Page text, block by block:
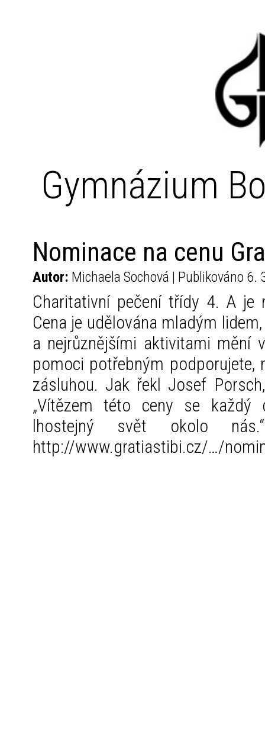
Gymnázium
Nominace na cenu
Autor: Michaela Sochová | Publikováno
Charitativní pečení třídy 4. A je
Cena je udělována mladým
a nejrůznějšími aktivitami
pomoci potřebným podporujete,
zásluhou. Jak řekl Josef
„Vítězem této ceny se každý
lhostejný svět
http://www.gratiastibi.cz/…/